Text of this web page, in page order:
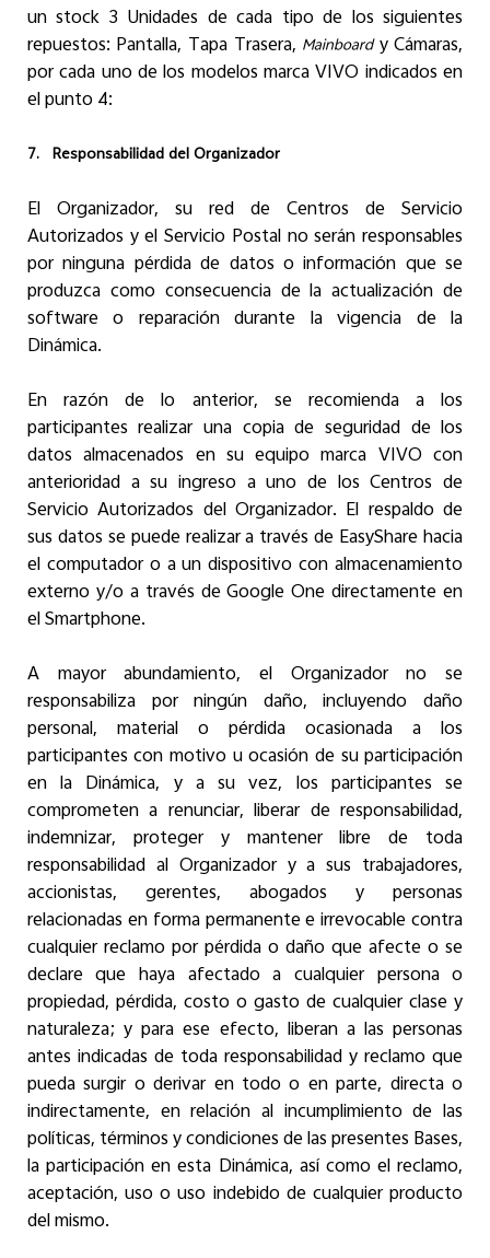
un stock 3 Unidades de cada tipo de los siguientes
repuestos: Pantalla, Tapa Trasera,
Mainboardy Cámaras,
por cada uno de los modelos marca VIVO indicados en
el punto 4:
7. Responsabilidad del Organizador
El Organizador, su red de Centros de Servicio
Autorizados y el Servicio Postal no serán responsables
por ninguna pérdida de datos o información que se
produzca como consecuencia de la actualización de
software o reparación durante la vigencia de la
Dinámica.
En razón de lo anterior, se recomienda a los
participantes realizar una copia de seguridad de los
datos almacenados en su equipo marca VIVO con
anterioridad a su ingreso a uno de los Centros de
Servicio Autorizados del Organizador. El respaldo de
sus datos se puede realizar a través de EasyShare hacia
el computador o a un dispositivo con almacenamiento
externo y/o a través de Google One directamente en
el Smartphone.
A mayor abundamiento, el Organizador no se
responsabiliza por ningún daño, incluyendo daño
personal, material o pérdida ocasionada a los
participantes con motivo u ocasión de su participación
en la Dinámica, y a su vez, los participantes se
comprometen a renunciar, liberar de responsabilidad,
indemnizar, proteger y mantener libre de toda
responsabilidad al Organizador y a sus trabajadores,
accionistas, gerentes, abogados y personas
relacionadas en forma permanente e irrevocable contra
cualquier reclamo por pérdida o daño que afecte o se
declare que haya afectado a cualquier persona o
propiedad, pérdida, costo o gasto de cualquier clase y
naturaleza; y para ese efecto, liberan a las personas
antes indicadas de toda responsabilidad y reclamo que
pueda surgir o derivar en todo o en parte, directa o
indirectamente, en relación al incumplimiento de las
políticas, términos y condiciones de las presentes Bases,
la participación en esta Dinámica, así como el reclamo,
aceptación, uso o uso indebido de cualquier producto
del mismo.